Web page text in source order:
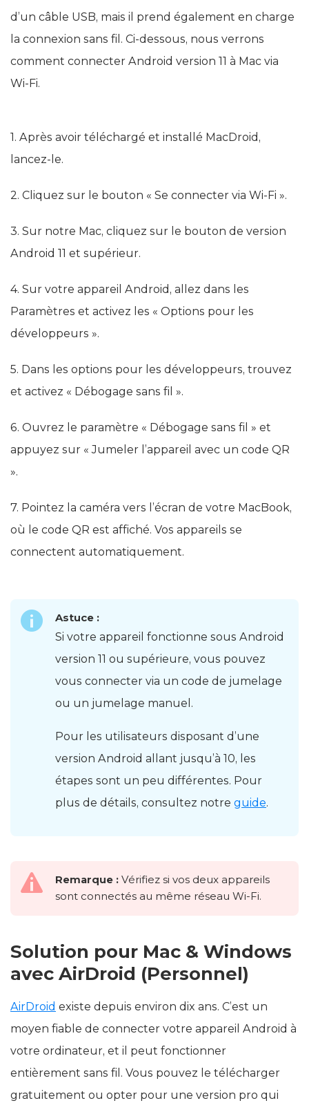
d’un câble USB, mais il prend également en charge
la connexion sans fil. Ci-dessous, nous verrons
comment connecter Android version 11 à Mac via
Wi-Fi.
1. Après avoir téléchargé et installé MacDroid,
lancez-le.
2. Cliquez sur le bouton « Se connecter via Wi-Fi ».
3. Sur notre Mac, cliquez sur le bouton de version
Android 11 et supérieur.
4. Sur votre appareil Android, allez dans les
Paramètres et activez les « Options pour les
développeurs ».
5. Dans les options pour les développeurs, trouvez
et activez « Débogage sans fil ».
6. Ouvrez le paramètre « Débogage sans fil » et
appuyez sur « Jumeler l’appareil avec un code QR
».
7. Pointez la caméra vers l’écran de votre MacBook,
où le code QR est affiché. Vos appareils se
connectent automatiquement.
Astuce :
Si votre appareil fonctionne sous Android
version 11 ou supérieure, vous pouvez
vous connecter via un code de jumelage
ou un jumelage manuel.
Pour les utilisateurs disposant d’une
version Android allant jusqu’à 10, les
étapes sont un peu différentes. Pour
plus de détails, consultez notre guide.
Remarque : Vérifiez si vos deux appareils
sont connectés au même réseau Wi-Fi.
Solution pour Mac & Windows
avec AirDroid (Personnel)
AirDroid existe depuis environ dix ans. C’est un
moyen fiable de connecter votre appareil Android à
votre ordinateur, et il peut fonctionner
entièrement sans fil. Vous pouvez le télécharger
gratuitement ou opter pour une version pro qui